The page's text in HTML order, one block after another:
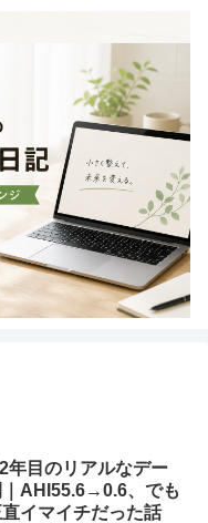
年目のリアルなデー
｜AHI55.6→0.6、でも
イマイチだった話